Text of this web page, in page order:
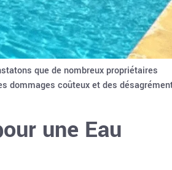
que de nombreux propriétaires
dommages coûteux et des
une Eau